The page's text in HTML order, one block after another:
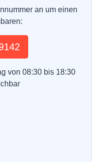
an um einen
von 08:30 bis 18:30